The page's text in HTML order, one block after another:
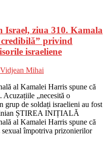
ziua 310. Kamala
credibilă” privind
israeliene
Vidjean Mihai
al Kamalei Harris spune că
Acuzațiile „necesită o
grup de soldați israelieni au fost
ȘTIREA INIȚIALĂ
al Kamalei Harris spune că
sexual împotriva prizonierilor